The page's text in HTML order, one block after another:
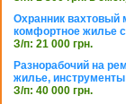
Охранник вахтовый
комфортное жилье
З/п: 21 000 грн.
Разнорабочий на
жилье,
З/п: 40 000 грн.